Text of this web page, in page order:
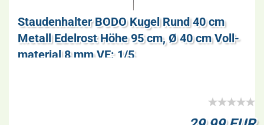
Stau­den­hal­ter BODO Kugel Rund 40 cm
Me­tall Edel­rost Höhe 95 cm, Ø 40 cm Voll­
ma­te­ri­al 8 mm VE: 1/5